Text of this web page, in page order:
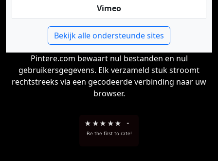
Vimeo
Bekijk alle ondersteunde sites
Pintere.com bewaart nul bestanden en nul
gebruikersgegevens. Elk verzameld stuk stroomt
rechtstreeks via een gecodeerde verbinding naar uw
browser.
★ ★★ ★★ -
Be the first to rate!